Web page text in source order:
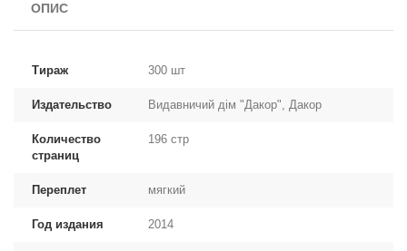
ОПИС
Тираж 300 шт
Издательство Видавничий дім "Дакор", Дакор
Количество
страниц
196 стр
Переплет мягкий
Год издания 2014